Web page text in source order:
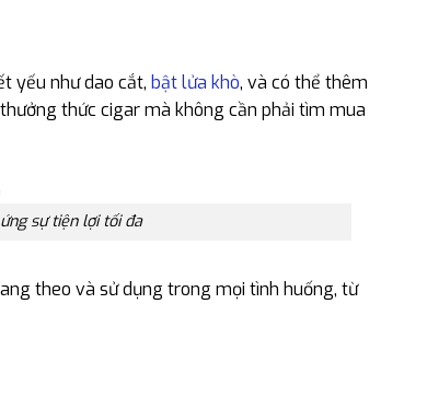
yếu như dao cắt, bật lửa khò, và có thể thêm
thức cigar mà không cần phải tìm mua
sự tiện lợi tối đa
theo và sử dụng trong mọi tình huống, từ